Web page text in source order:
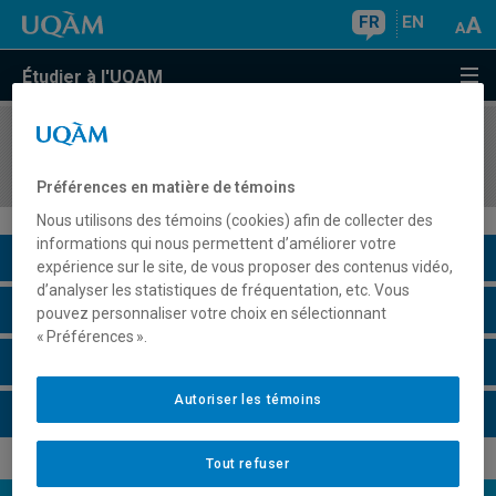
FR EN
Étudier à l'UQAM
COURS//
Description du cours
Horaire - Été 2026
Préférences en matière de témoins
Nous utilisons des témoins (cookies) afin de collecter des
informations qui nous permettent d’améliorer votre
expérience sur le site, de vous proposer des contenus vidéo,
d’analyser les statistiques de fréquentation, etc. Vous
pouvez personnaliser votre choix en sélectionnant
« Préférences ».
Tout refuser
Autoriser les témoins